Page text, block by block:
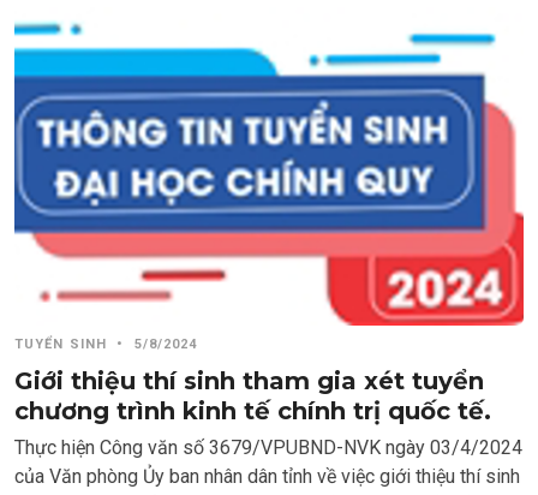
TUYỂN SINH • 5/8/2024
Giới thiệu thí sinh tham gia xét tuyển
chương trình kinh tế chính trị quốc tế.
Thực hiện Công văn số 3679/VPUBND-NVK ngày 03/4/2024
của Văn phòng Ủy ban nhân dân tỉnh về việc giới thiệu thí sinh